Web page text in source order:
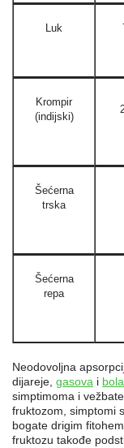
Luk
Krompir
(indijski)
Šećerna
trska
Šećerna
repa
Neodovoljna
dijareje, gasova i
simptimoma i
fruktozom, simptomi
bogate drigim
fruktozu takođe